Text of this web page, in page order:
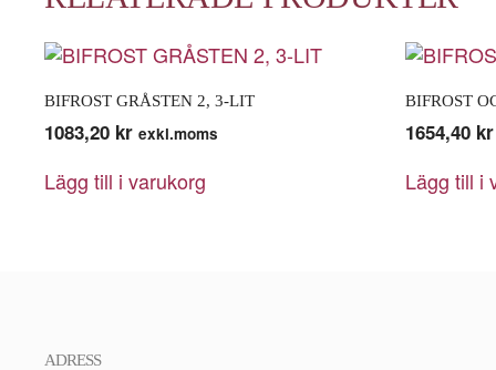
BIFROST GRÅSTEN 2, 3-LIT
1083,20 kr exkl.moms
Lägg till i varukorg
BIFROST
1654,40 kr
Lägg till i
ADRESS